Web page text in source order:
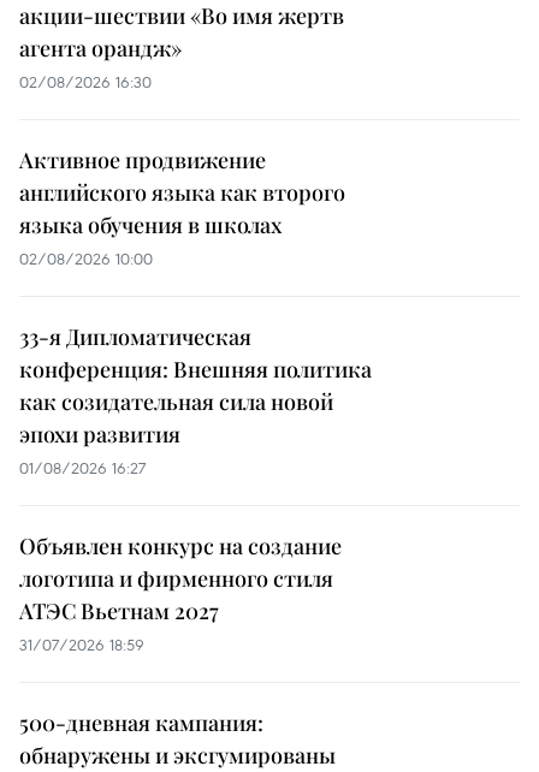
акции-шествии «Во имя жертв
агента орандж»
02/08/2026 16:30
Активное продвижение
английского языка как второго
языка обучения в школах
02/08/2026 10:00
33-я Дипломатическая
конференция: Внешняя политика
как созидательная сила новой
эпохи развития
01/08/2026 16:27
Объявлен конкурс на создание
логотипа и фирменного стиля
АТЭС Вьетнам 2027
31/07/2026 18:59
500-дневная кампания:
обнаружены и эксгумированы